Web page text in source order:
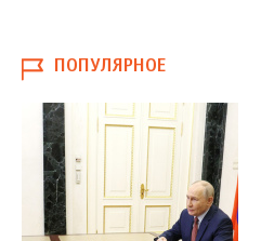
ПОПУЛЯРНОЕ